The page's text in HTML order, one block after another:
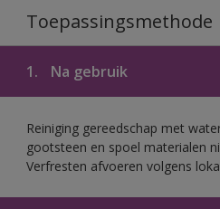
Toepassingsmethode
1. Na gebruik
Reiniging gereedschap met
gootsteen en spoel materialen
Verfresten afvoeren volgens